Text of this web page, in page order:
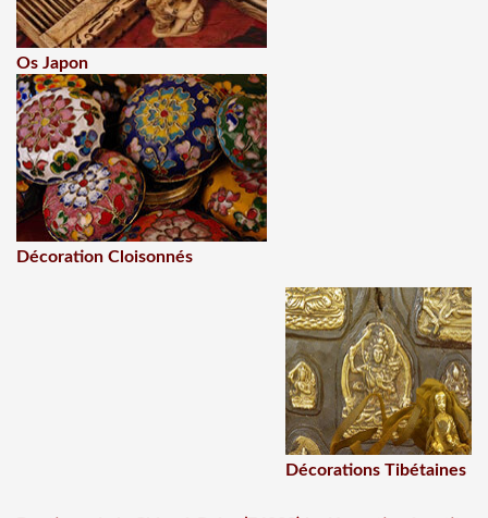
Os Japon
Décoration Cloisonnés
Décorations Tibétaines